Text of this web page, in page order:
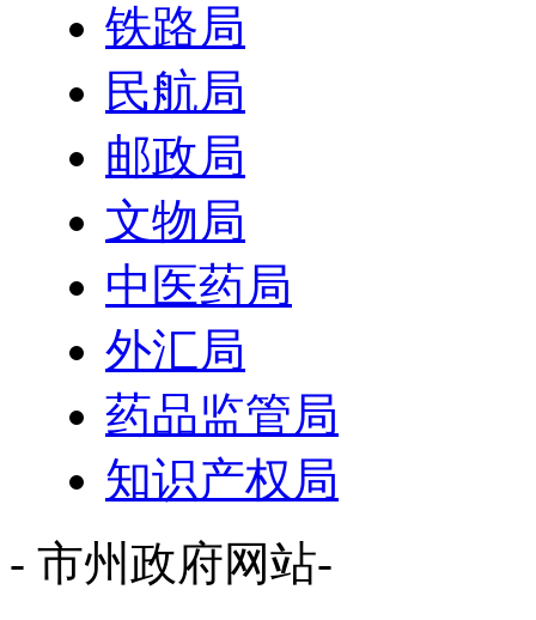
铁路局
民航局
邮政局
文物局
中医药局
外汇局
药品监管局
知识产权局
- 市州政府网站-